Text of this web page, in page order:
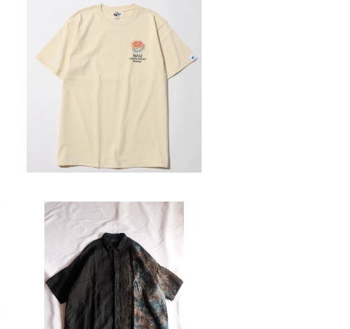
SOLD OUT
devadurga / HAPPI COAT S
ANGO SHIRT
¥33,000
SOLD OUT